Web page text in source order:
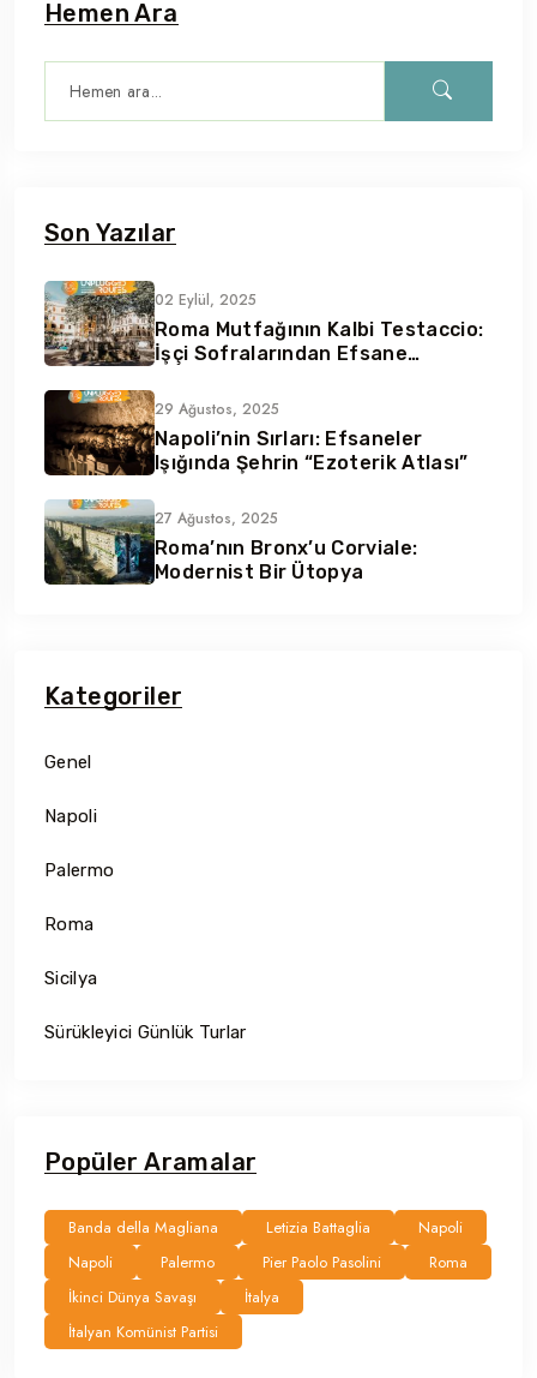
Hemen Ara
Son Yazılar
02 Eylül, 2025
Roma Mutfağının Kalbi Testaccio:
İşçi Sofralarından Efsane
29 Ağustos, 2025
Napoli’nin Sırları: Efsaneler
Işığında Şehrin “Ezoterik Atlası”
27 Ağustos, 2025
Roma’nın Bronx’u Corviale:
Modernist Bir Ütopya
Kategoriler
Genel
Napoli
Palermo
Roma
Sicilya
Sürükleyici Günlük Turlar
Popüler Aramalar
Banda della Magliana Letizia Battaglia
Napoli
Napoli
Palermo Pier Paolo Pasolini
Roma
İkinci Dünya Savaşı
İtalya
İtalyan Komünist Partisi